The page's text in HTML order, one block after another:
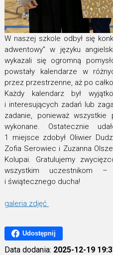
W naszej szkole odbył się
adwentowy” w języku
wykazali się ogromną
powstały kalendarze w
przez przestrzenne, aż po
Każdy kalendarz był
i interesujących zadań lub
zadanie, ponieważ
wykonane. Ostatecznie
1 miejsce zdobył Oliwier
Zofia Serowiec i Zuzanna
Kolupai. Gratulujemy
wszystkim uczestnikom
i świątecznego ducha!
galeria zdjęć
Udostępnij
Data dodania: 2025-12-19